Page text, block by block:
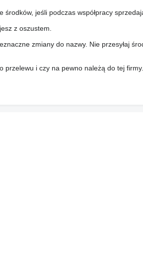
jeśli podczas współpracy
z oszustem.
zmiany do nazwy. Nie przesyłaj
przelewu i czy na pewno należą do tej firmy.